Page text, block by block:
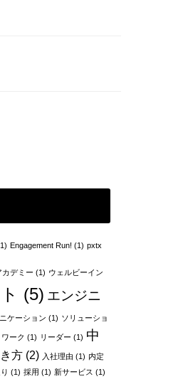
Engagement Run! (1) pxtx
カデミー (1) ウェルビーイン
(5) エンジニ
ケーション (1) ソリューショ
ーク (1) リーダー (1) 中
方 (2) 入社理由 (1) 内定
(1) 採用 (1) 新サービス (1)